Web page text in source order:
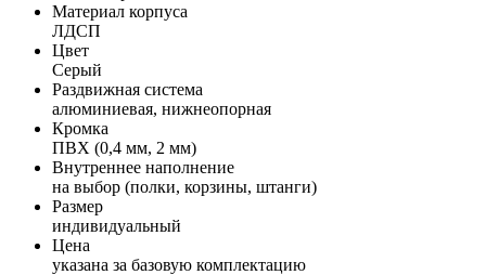
Материал корпуса
ЛДСП
Цвет
Серый
Раздвижная система
алюминиевая, нижнеопорная
Кромка
ПВХ (0,4 мм, 2 мм)
Внутреннее наполнение
на выбор (полки, корзины, штанги)
Размер
индивидуальный
Цена
указана за базовую комплектацию